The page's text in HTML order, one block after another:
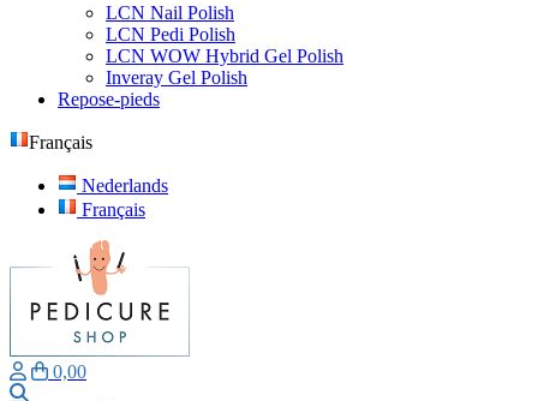
LCN Nail Polish
LCN Pedi Polish
LCN WOW Hybrid Gel Polish
Inveray Gel Polish
Repose-pieds
Français
Nederlands
Français
0,00